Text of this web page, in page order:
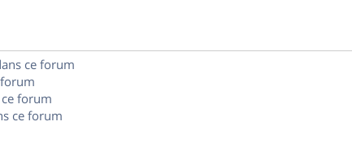
e
ce forum
forum
ce forum